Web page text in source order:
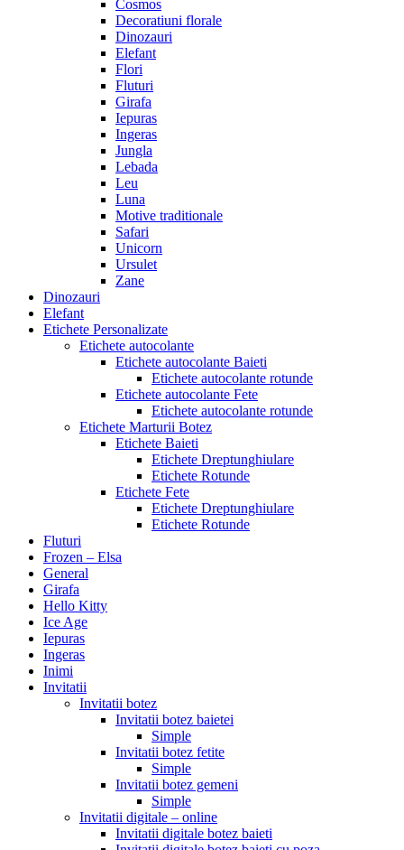
Cosmos
Decoratiuni florale
Dinozauri
Elefant
Flori
Fluturi
Girafa
Iepuras
Ingeras
Jungla
Lebada
Leu
Luna
Motive traditionale
Safari
Unicorn
Ursulet
Zane
Dinozauri
Elefant
Etichete Personalizate
Etichete autocolante
Etichete autocolante Baieti
Etichete autocolante rotunde
Etichete autocolante Fete
Etichete autocolante rotunde
Etichete Marturii Botez
Etichete Baieti
Etichete Dreptunghiulare
Etichete Rotunde
Etichete Fete
Etichete Dreptunghiulare
Etichete Rotunde
Fluturi
Frozen – Elsa
General
Girafa
Hello Kitty
Ice Age
Iepuras
Ingeras
Inimi
Invitatii
Invitatii botez
Invitatii botez baietei
Simple
Invitatii botez fetite
Simple
Invitatii botez gemeni
Simple
Invitatii digitale – online
Invitatii digitale botez baieti